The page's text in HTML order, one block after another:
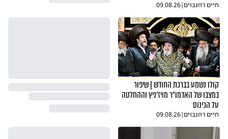
חיים רוזנבוים|
09.08.26
קולו נשמע בברכת החודש | שיפור
במצבו של האדמו"ר מויז'ניץ וההחלטה
על הכינוס
חיים רוזנבוים|
09.08.26